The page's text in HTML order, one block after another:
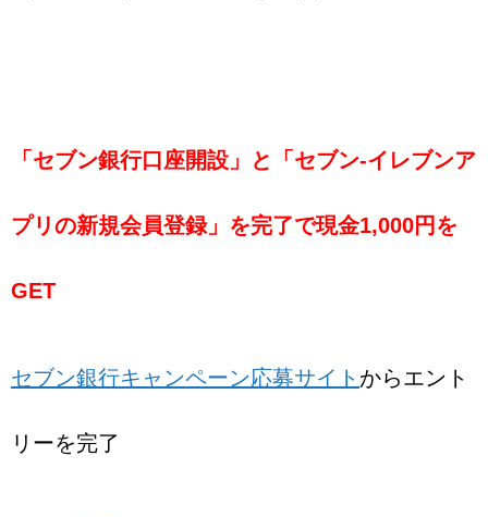
「セブン銀行口座開設」 と 「セブン‐イレブンア
プリの新規会員登録」 を完了で現金1,000円を
GET
セブン銀行キャンペーン応募サイト からエント
リーを完了